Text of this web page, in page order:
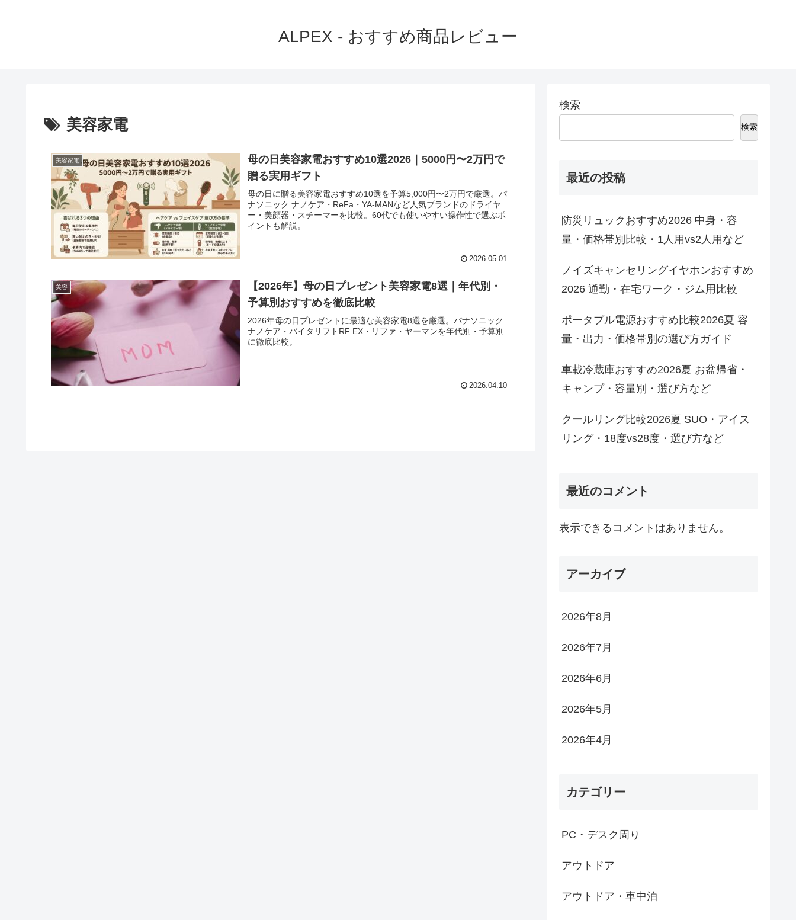
ALPEX - おすすめ商品レビュー
美容家電
美容家電
母の日美容家電おすすめ10選2026｜5000円〜2万円で
贈る実用ギフト
母の日に贈る美容家電おすすめ10選を予算5,000円〜2万円で厳選。パ
ナソニック ナノケア・ReFa・YA-MANなど人気ブランドのドライヤ
ー・美顔器・スチーマーを比較。60代でも使いやすい操作性で選ぶポ
イントも解説。
2026.05.01
美容
【2026年】母の日プレゼント美容家電8選｜年代別・
予算別おすすめを徹底比較
2026年母の日プレゼントに最適な美容家電8選を厳選。パナソニック
ナノケア・バイタリフトRF EX・リファ・ヤーマンを年代別・予算別
に徹底比較。
2026.04.10
検索
検索
最近の投稿
防災リュックおすすめ2026 中身・容
量・価格帯別比較・1人用vs2人用など
ノイズキャンセリングイヤホンおすすめ
2026 通勤・在宅ワーク・ジム用比較
ポータブル電源おすすめ比較2026夏 容
量・出力・価格帯別の選び方ガイド
車載冷蔵庫おすすめ2026夏 お盆帰省・
キャンプ・容量別・選び方など
クールリング比較2026夏 SUO・アイス
リング・18度vs28度・選び方など
最近のコメント
表示できるコメントはありません。
アーカイブ
2026年8月
2026年7月
2026年6月
2026年5月
2026年4月
カテゴリー
PC・デスク周り
アウトドア
アウトドア・車中泊